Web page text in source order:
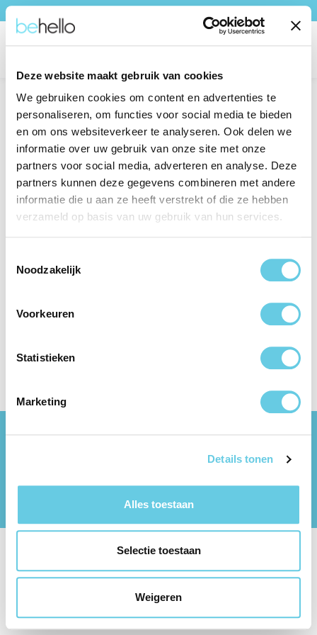
Deze website maakt gebruik van cookies
We gebruiken cookies om content en advertenties te
personaliseren, om functies voor social media te bieden
en om ons websiteverkeer te analyseren. Ook delen we
informatie over uw gebruik van onze site met onze
partners voor social media, adverteren en analyse. Deze
partners kunnen deze gegevens combineren met andere
informatie die u aan ze heeft verstrekt of die ze hebben
verzameld op basis van uw gebruik van hun services.
Noodzakelijk
Voorkeuren
Statistieken
Marketing
Details tonen
Alles toestaan
Selectie toestaan
Weigeren
Ga naar de hoofdinhoudGratis Verzending
Home Audio
Geen producten gevonden.
Populaire categorieën
Alle prijzen incl. btw plusverzendkosten
bezorgkosten, indien niet anders vermeld.